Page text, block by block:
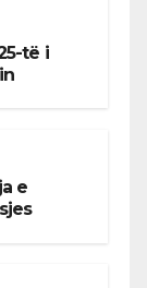
të i
e